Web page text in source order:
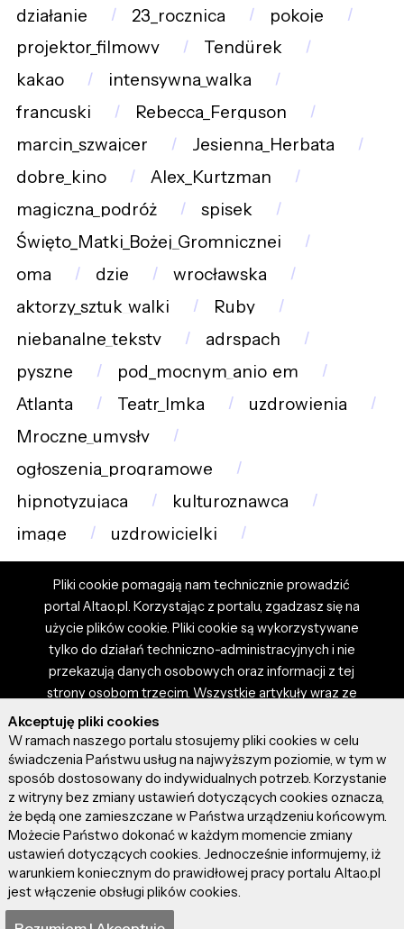
działanie
23_rocznica
pokoje
projektor_filmowy
Tendürek
kakao
intensywna_walka
francuski
Rebecca_Ferguson
marcin_szwajcer
Jesienna_Herbata
dobre_kino
Alex_Kurtzman
magiczna_podróż
spisek
Święto_Matki_Bożej_Gromnicznej
oma
dzie
wrocławska
aktorzy_sztuk_walki
Ruby
niebanalne_teksty
adrspach
pyszne
pod_mocnym_anio_em
Atlanta
Teatr_Imka
uzdrowienia
Mroczne_umysły
ogłoszenia_programowe
hipnotyzująca
kulturoznawca
image
uzdrowicielki
Pliki cookie pomagają nam technicznie prowadzić
portal Altao.pl. Korzystając z portalu, zgadzasz się na
użycie plików cookie. Pliki cookie są wykorzystywane
tylko do działań techniczno-administracyjnych i nie
przekazują danych osobowych oraz informacji z tej
strony osobom trzecim. Wszystkie artykuły wraz ze
zdjęciami i materiałami dostępnymi na portalu są
własnością użytkowników. Administrator i właściciel
portalu nie ponosi odpowiedzialności za tresci
prezentowane przez autorów artykułów. Dodając
artykuł, zgadzasz się z regulaminem portalu oraz
ponosisz odpowiedzialność za wszystkie materiały
umieszczone przez Ciebie na stronie altao.pl.
Szczegóły dostępne w regulaminie portalu.
© 2026 altao.pl. Wszystkie prawa zastrzeżone.
Akceptuję pliki cookies
W ramach naszego portalu stosujemy pliki cookies w celu
świadczenia Państwu usług na najwyższym poziomie, w tym w
sposób dostosowany do indywidualnych potrzeb. Korzystanie
z witryny bez zmiany ustawień dotyczących cookies oznacza,
że będą one zamieszczane w Państwa urządzeniu końcowym.
Możecie Państwo dokonać w każdym momencie zmiany
ustawień dotyczących cookies. Jednocześnie informujemy, iż
warunkiem koniecznym do prawidłowej pracy portalu Altao.pl
jest włączenie obsługi plików cookies.